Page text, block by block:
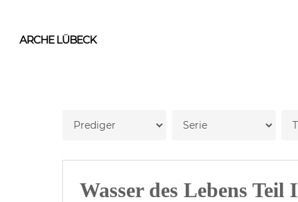
ARCHE LÜBECK
Wasser des Lebens Teil I